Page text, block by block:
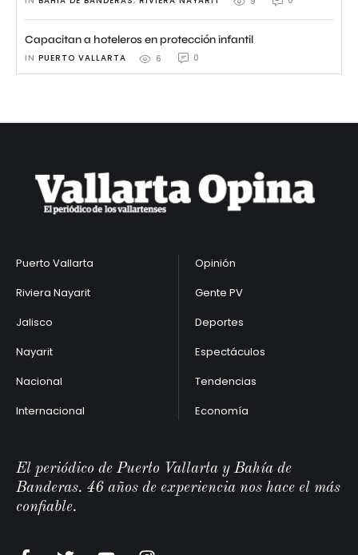
Capacitan a hoteleros en protección infantil
IN PUERTO VALLARTA 6 0
Puerto Vallarta
Riviera Nayarit
Jalisco
Nayarit
Nacional
Internacional
Opinión
Gente PV
Deportes
Espectáculos
Tendencias
Economía
El periódico de Puerto Vallarta y Bahía de
Banderas. 46 años de experiencia nos hace el más
confiable.